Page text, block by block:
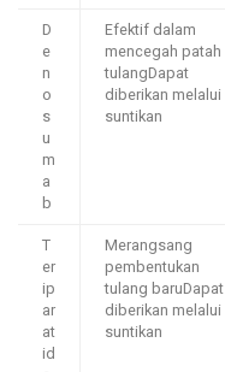
D
e
n
o
s
u
m
a
b
Efektif dalam
mencegah patah
tulangDapat
diberikan melalui
suntikan
T
er
ip
ar
at
id
Merangsang
pembentukan
tulang baruDapat
diberikan melalui
suntikan